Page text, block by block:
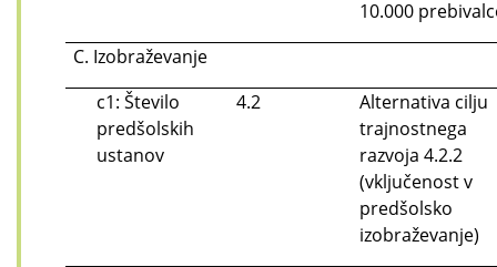
10.000
C. Izobraževanje
c1: Število
predšolskih
ustanov
4.2
Alternativa cilju
trajnostnega
razvoja 4.2.2
(vključenost v
predšolsko
izobraževanje)